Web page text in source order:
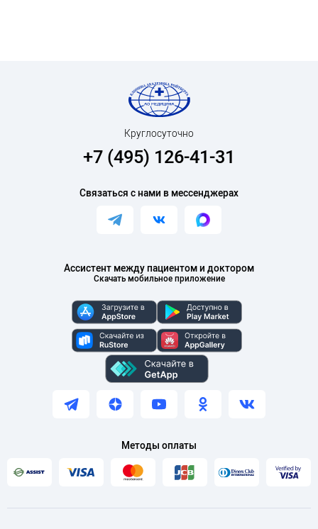
Ассистент между пациентом и доктором
Скачать мобильное приложение
Круглосуточно
+7 (495) 126-41-31
Связаться с нами в мессенджерах
Методы оплаты